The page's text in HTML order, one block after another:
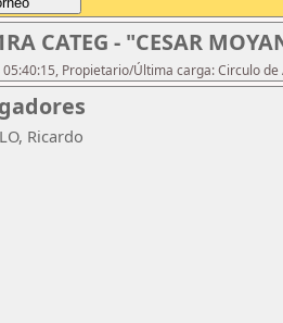
CATEG - "CESAR
Propietario/Última carga: Circulo
Ricardo